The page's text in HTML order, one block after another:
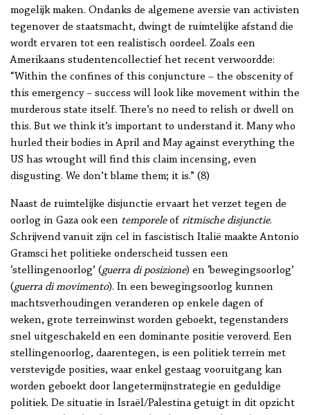
mogelijk maken. Ondanks de algemene aversie van activisten
tegenover de staatsmacht, dwingt de ruimtelijke afstand die
wordt ervaren tot een realistisch oordeel. Zoals een
Amerikaans studentencollectief het recent verwoordde:
“Within the confines of this conjuncture – the obscenity of
this emergency – success will look like movement within the
murderous state itself. There’s no need to relish or dwell on
this. But we think it’s important to understand it. Many who
hurled their bodies in April and May against everything the
US has wrought will find this claim incensing, even
disgusting. We don’t blame them; it is.” (8)
Naast de ruimtelijke disjunctie ervaart het verzet tegen de
oorlog in Gaza ook een temporeleof ritmische disjunctie.
Schrijvend vanuit zijn cel in fascistisch Italië maakte Antonio
Gramsci het politieke onderscheid tussen een
‘stellingenoorlog’ (guerra di posizione) en ‘bewegingsoorlog’
(guerra di movimento). In een bewegingsoorlog kunnen
machtsverhoudingen veranderen op enkele dagen of
weken, grote terreinwinst worden geboekt, tegenstanders
snel uitgeschakeld en een dominante positie veroverd. Een
stellingenoorlog, daarentegen, is een politiek terrein met
verstevigde posities, waar enkel gestaag vooruitgang kan
worden geboekt door langetermijnstrategie en geduldige
politiek. De situatie in Israël/Palestina getuigt in dit opzicht